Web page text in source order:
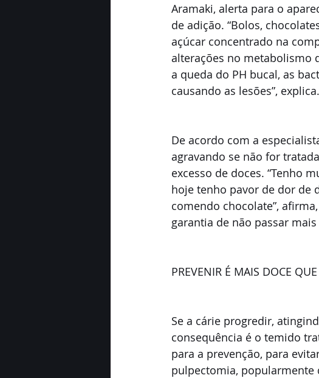
Aramaki, alerta para o
de adição. “Bolos,
açúcar concentrado na
alterações no metabolismo
a queda do PH bucal, as
causando as lesões”, explica.
De acordo com a
agravando se não for
excesso de doces. “Tenho
hoje tenho pavor de dor de
comendo chocolate”,
garantia de não passar
PREVENIR É MAIS DOCE
Se a cárie progredir,
consequência é o temido
para a prevenção, para
pulpectomia, popularmente